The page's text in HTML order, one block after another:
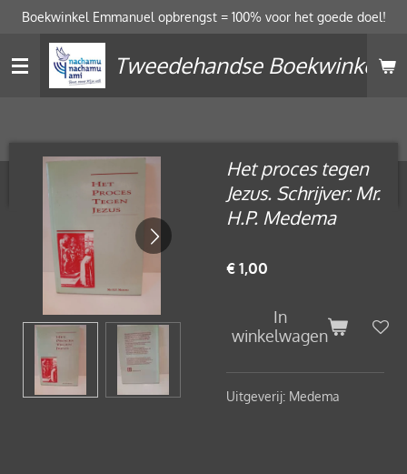
Ga
naar
hoofdinhoud
Tweedehandse Boekwinkel
Boekwinkel Emmanuel opbrengst = 100% voor het goede doel!
Het proces tegen
Jezus. Schrijver: Mr.
H.P. Medema
€ 1,00
In
winkelwagen
Uitgeverij: Medema